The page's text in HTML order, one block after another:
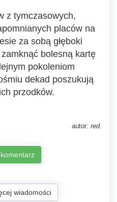
z tymczasowych,
placów na
za sobą głęboki
bolesną kartę
pokoleniom
dekad poszukują
przodków.
autor: red.
wiadomości